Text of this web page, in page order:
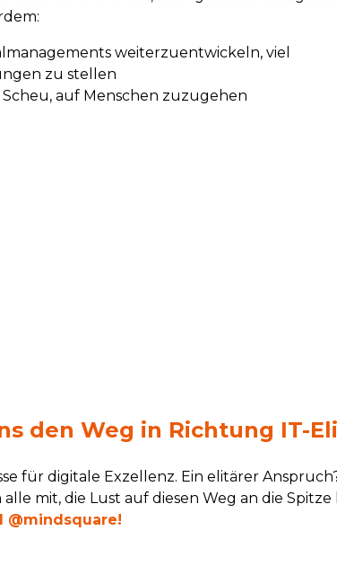
weiterzuentwickeln, viel
zu stellen
auf Menschen zuzugehen
den Weg in Richtung IT-
für digitale Exzellenz. Ein elitärer
mit, die Lust auf diesen Weg an die Spitze
@mindsquare!